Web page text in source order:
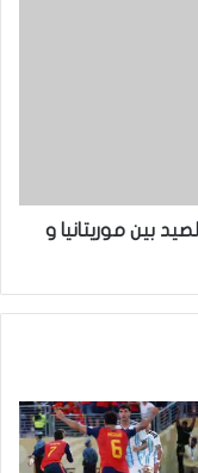
بين موريتانيا و